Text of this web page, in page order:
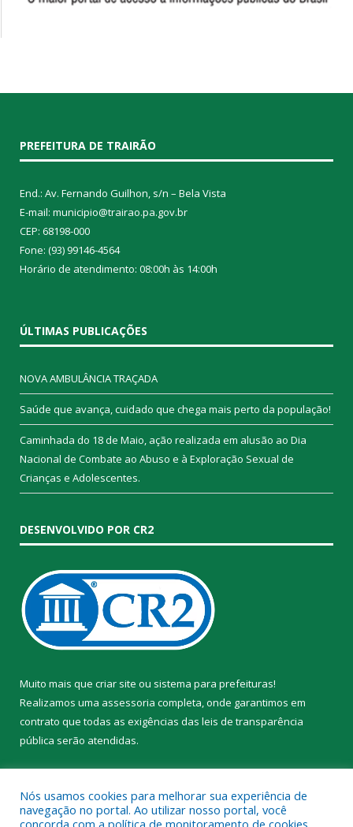
PREFEITURA DE TRAIRÃO
End.: Av. Fernando Guilhon, s/n – Bela Vista
E-mail: municipio@trairao.pa.gov.br
CEP: 68198-000
Fone: (93) 99146-4564
Horário de atendimento: 08:00h às 14:00h
ÚLTIMAS PUBLICAÇÕES
NOVA AMBULÂNCIA TRAÇADA
Saúde que avança, cuidado que chega mais perto da população!
Caminhada do 18 de Maio, ação realizada em alusão ao Dia
Nacional de Combate ao Abuso e à Exploração Sexual de
Crianças e Adolescentes.
DESENVOLVIDO POR CR2
Muito mais que criar site ou sistema para prefeituras!
Realizamos uma assessoria completa, onde garantimos em
contrato que todas as exigências das leis de transparência
pública serão atendidas.
Nós usamos cookies para melhorar sua experiência de
navegação no portal. Ao utilizar nosso portal, você
concorda com a política de monitoramento de cookies.